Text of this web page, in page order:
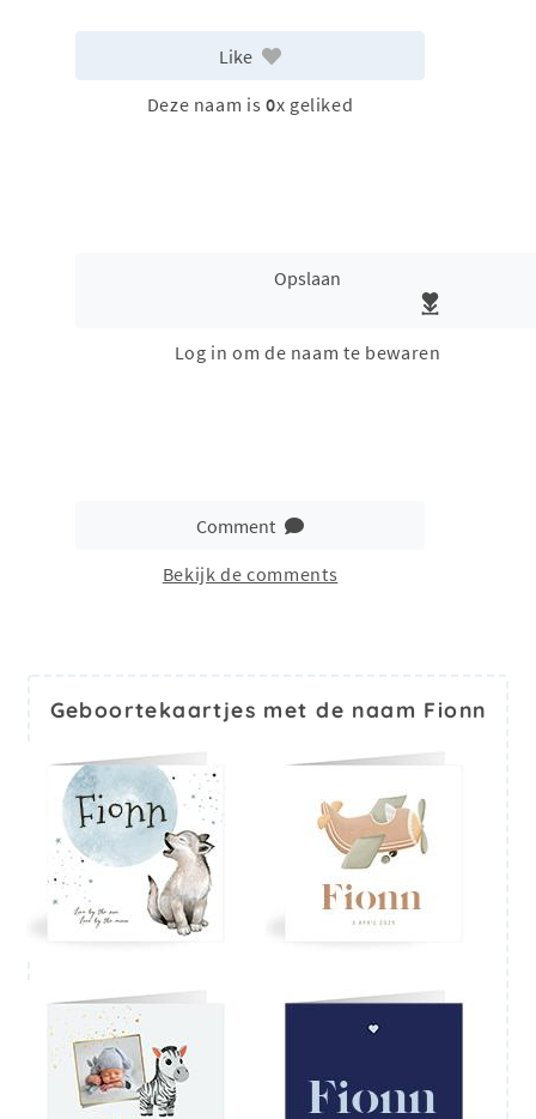
Like
Deze naam is 0x geliked
Opslaan
Log in om de naam te bewaren
Comment
Bekijk de comments
Geboortekaartjes met de naam Fionn